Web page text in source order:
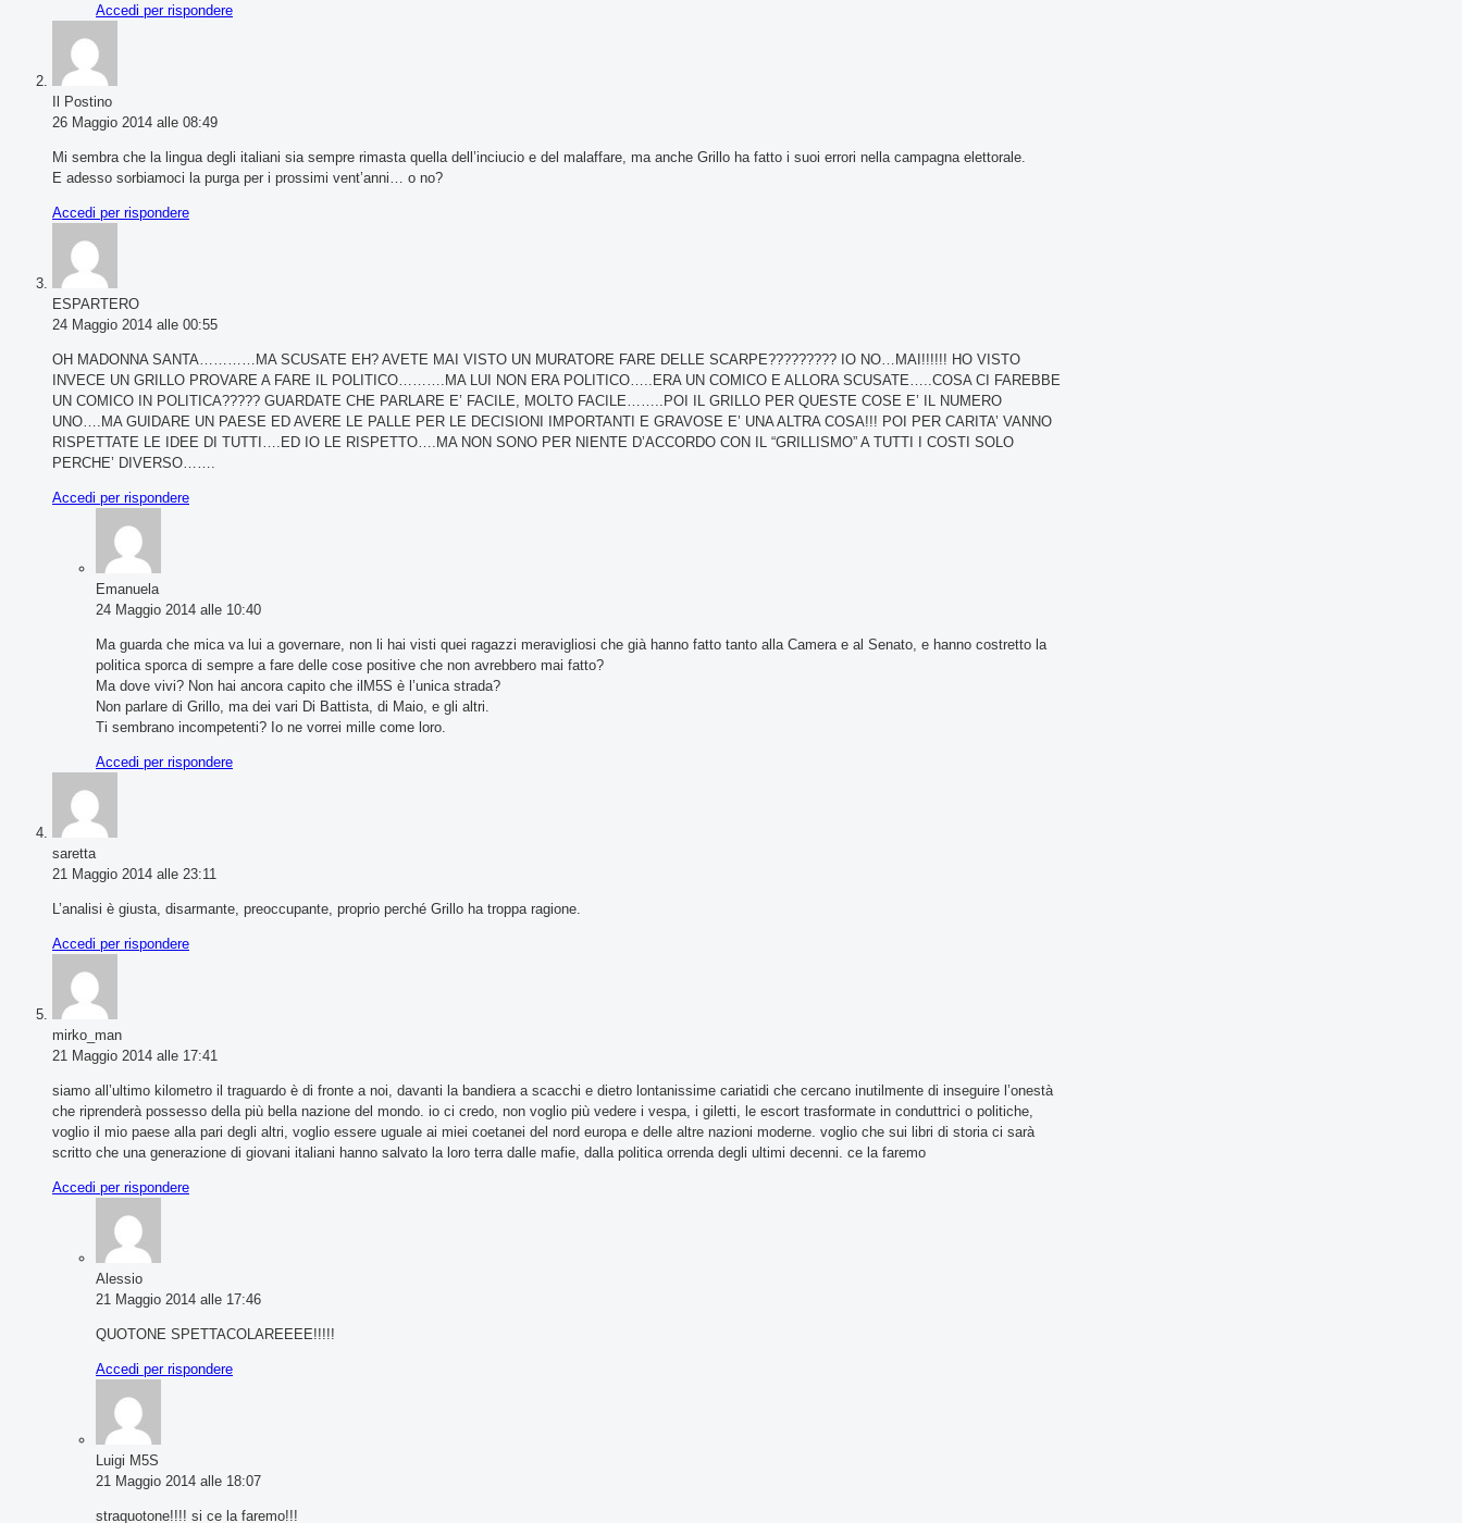
Accedi per rispondere
Il Postino
26 Maggio 2014 alle 08:49
Mi sembra che la lingua degli italiani sia sempre rimasta quella dell’inciucio e del malaffare, ma anche Grillo ha fatto i suoi errori nella campagna elettorale.
E adesso sorbiamoci la purga per i prossimi vent’anni… o no?
Accedi per rispondere
ESPARTERO
24 Maggio 2014 alle 00:55
OH MADONNA SANTA…………MA SCUSATE EH? AVETE MAI VISTO UN MURATORE FARE DELLE SCARPE????????? IO NO…MAI!!!!!! HO VISTO
INVECE UN GRILLO PROVARE A FARE IL POLITICO……….MA LUI NON ERA POLITICO…..ERA UN COMICO E ALLORA SCUSATE…..COSA CI FAREBBE
UN COMICO IN POLITICA????? GUARDATE CHE PARLARE E’ FACILE, MOLTO FACILE……..POI IL GRILLO PER QUESTE COSE E’ IL NUMERO
UNO….MA GUIDARE UN PAESE ED AVERE LE PALLE PER LE DECISIONI IMPORTANTI E GRAVOSE E’ UNA ALTRA COSA!!! POI PER CARITA’ VANNO
RISPETTATE LE IDEE DI TUTTI….ED IO LE RISPETTO….MA NON SONO PER NIENTE D’ACCORDO CON IL “GRILLISMO” A TUTTI I COSTI SOLO
PERCHE’ DIVERSO…….
Accedi per rispondere
Emanuela
24 Maggio 2014 alle 10:40
Ma guarda che mica va lui a governare, non li hai visti quei ragazzi meravigliosi che già hanno fatto tanto alla Camera e al Senato, e hanno costretto la
politica sporca di sempre a fare delle cose positive che non avrebbero mai fatto?
Ma dove vivi? Non hai ancora capito che ilM5S è l’unica strada?
Non parlare di Grillo, ma dei vari Di Battista, di Maio, e gli altri.
Ti sembrano incompetenti? Io ne vorrei mille come loro.
Accedi per rispondere
saretta
21 Maggio 2014 alle 23:11
L’analisi è giusta, disarmante, preoccupante, proprio perché Grillo ha troppa ragione.
Accedi per rispondere
mirko_man
21 Maggio 2014 alle 17:41
siamo all’ultimo kilometro il traguardo è di fronte a noi, davanti la bandiera a scacchi e dietro lontanissime cariatidi che cercano inutilmente di inseguire l’onestà
che riprenderà possesso della più bella nazione del mondo. io ci credo, non voglio più vedere i vespa, i giletti, le escort trasformate in conduttrici o politiche,
voglio il mio paese alla pari degli altri, voglio essere uguale ai miei coetanei del nord europa e delle altre nazioni moderne. voglio che sui libri di storia ci sarà
scritto che una generazione di giovani italiani hanno salvato la loro terra dalle mafie, dalla politica orrenda degli ultimi decenni. ce la faremo
Accedi per rispondere
Alessio
21 Maggio 2014 alle 17:46
QUOTONE SPETTACOLAREEEE!!!!!
Accedi per rispondere
Luigi M5S
21 Maggio 2014 alle 18:07
straquotone!!!! si ce la faremo!!!